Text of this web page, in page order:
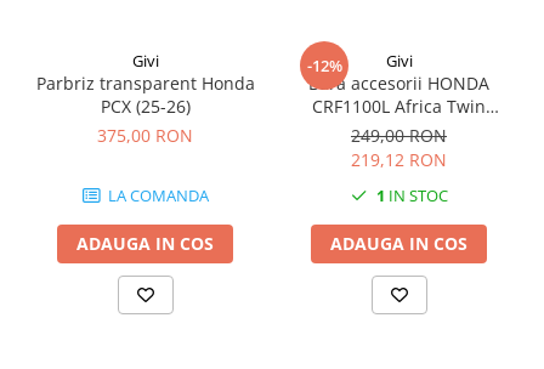
Givi
Parbriz transparent Honda
PCX (25-26)
375,00 RON
LA COMANDA
ADAUGA IN COS
-12% Givi
Bara accesorii HONDA
CRF1100L Africa Twin
Adventure Sports (20 - 23)
CRF1100L Africa Twin
Adventure Sports (24)
CRF1100L AFRICA TWIN (24)
CRF1100L Africa Twin (20 -
23)
249,00 RON
219,12 RON
1 IN STOC
ADAUGA IN COS